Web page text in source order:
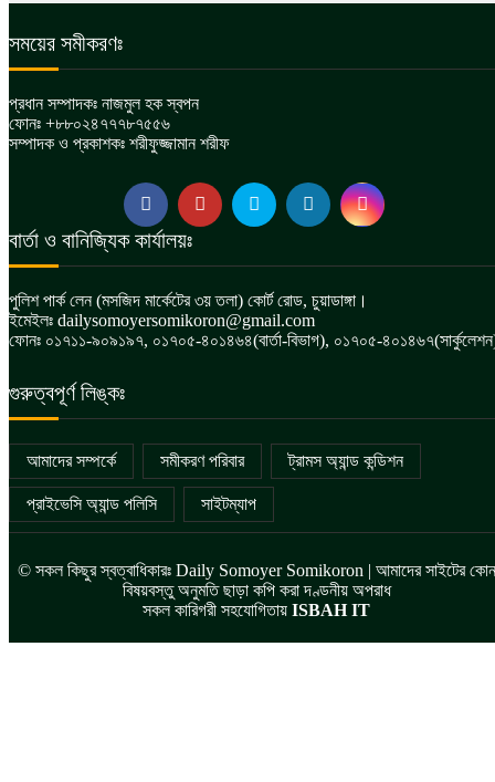
সময়ের সমীকরণঃ
প্রধান সম্পাদকঃ নাজমুল হক স্বপন
ফোনঃ +৮৮০২৪৭৭৭৮৭৫৫৬
সম্পাদক ও প্রকাশকঃ শরীফুজ্জামান শরীফ
বার্তা ও বানিজ্যিক কার্যালয়ঃ
পুলিশ পার্ক লেন (মসজিদ মার্কেটের ৩য় তলা) কোর্ট রোড, চুয়াডাঙ্গা।
ইমেইলঃ dailysomoyersomikoron@gmail.com
ফোনঃ ০১৭১১-৯০৯১৯৭, ০১৭০৫-৪০১৪৬৪(বার্তা-বিভাগ), ০১৭০৫-
গুরুত্বপূর্ণ লিঙ্কঃ
আমাদের সম্পর্কে সমীকরণ পরিবার ট্রামস অ্যান্ড কন্ডিশন
প্রাইভেসি অ্যান্ড পলিসি সাইটম্যাপ
© সকল কিছুর স্বত্বাধিকারঃ Daily Somoyer Somikoron | আমাদের সাইটের কোন
বিষয়বস্তু অনুমতি ছাড়া কপি করা দণ্ডনীয় অপরাধ
সকল কারিগরী সহযোগিতায় ISBAH IT